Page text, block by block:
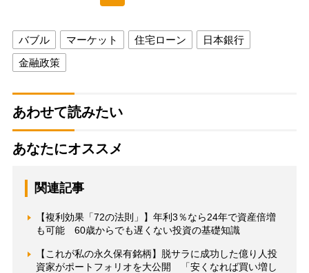
バブル マーケット 住宅ローン
日本銀行
金融政策
あわせて読みたい
あなたにオススメ
関連記事
【複利効果「72の法則」】年利3％なら24年で資産倍増
も可能 60歳からでも遅くない投資の基礎知識
【これが私の永久保有銘柄】脱サラに成功した億り人投
資家がポートフォリオを大公開 「安くなれば買い増し